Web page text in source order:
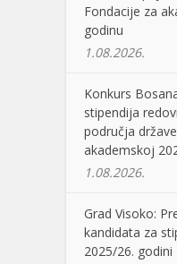
Fondacije za
godinu
1.08.2026.
Konkurs
stipendija
područja
akademskoj
1.08.2026.
Grad Visoko:
kandidata za
2025/26. godini